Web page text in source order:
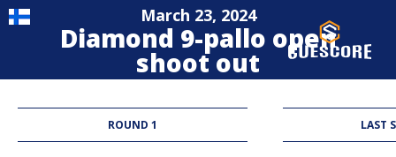
March 23, 2024
Diamond 9-pallo open
shoot out
ROUND 1 LAST